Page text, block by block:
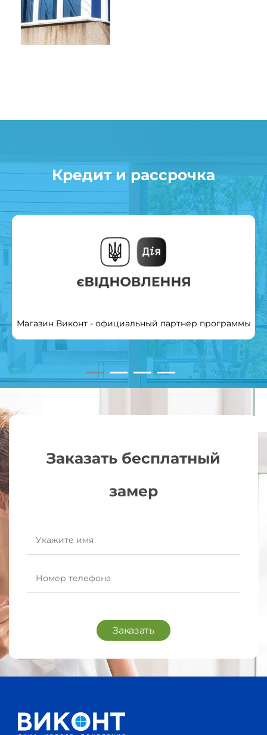
Кредит и рассрочка
Магазин Виконт - официальный партнер программы
Заказать бесплатный
замер
Заказать